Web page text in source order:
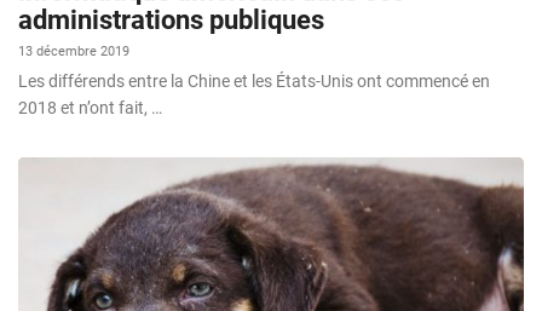
administrations publiques
13 décembre 2019
Les différends entre la Chine et les États-Unis ont commencé en
2018 et n’ont fait, …